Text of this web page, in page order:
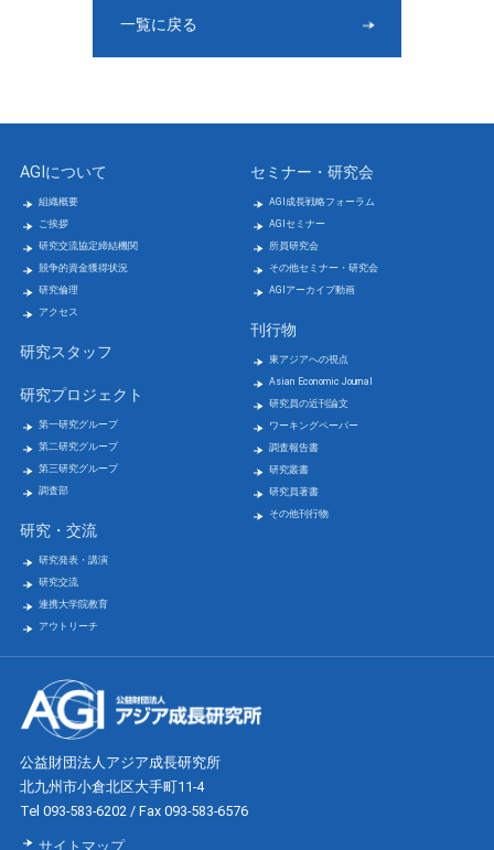
一覧に戻る
AGIについて
組織概要
ご挨拶
研究交流協定締結機関
競争的資金獲得状況
研究倫理
アクセス
研究スタッフ
研究プロジェクト
第一研究グループ
第二研究グループ
第三研究グループ
調査部
研究・交流
研究発表・講演
研究交流
連携大学院教育
アウトリーチ
セミナー・研究会
AGI成長戦略フォーラム
AGIセミナー
所員研究会
その他セミナー・研究会
AGIアーカイブ動画
刊行物
東アジアへの視点
Asian Economic Journal
研究員の近刊論文
ワーキングペーパー
調査報告書
研究叢書
研究員著書
その他刊行物
公益財団法人アジア成長研究所
北九州市小倉北区大手町11-4
Tel 093-583-6202 / Fax 093-583-6576
サイトマップ